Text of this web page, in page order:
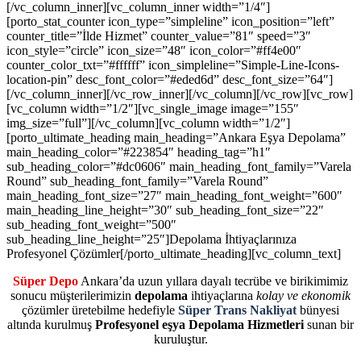
Süper Depo Ankara’da uzun yıllara dayalı tecrübe ve birikimimiz
sonucu müşterilerimizin depolama ihtiyaçlarına kolay ve ekonomik
çözümler üretebilme hedefiyle Süper Trans Nakliyat bünyesi
altında kurulmuş Profesyonel eşya Depolama Hizmetleri sunan bir
kuruluştur.